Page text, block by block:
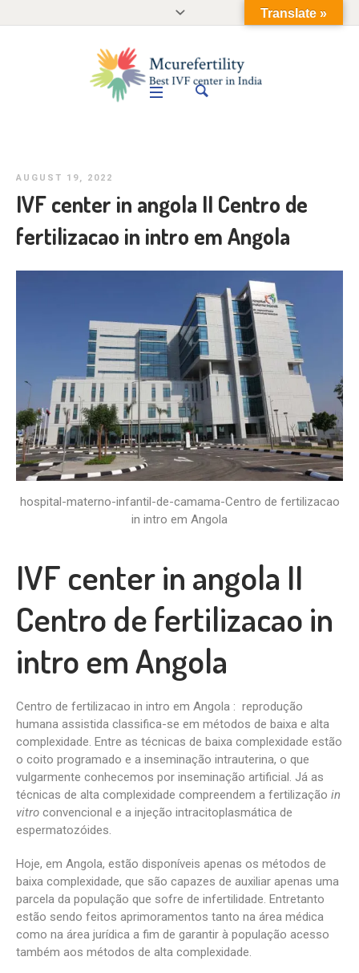
AUGUST 19, 2022
IVF center in angola II Centro de
fertilizacao in intro em Angola
hospital-materno-infantil-de-camama-Centro de fertilizacao
in intro em Angola
IVF center in angola II
Centro de fertilizacao in
intro em Angola
Centro de fertilizacao in intro em Angola : reprodução
humana assistida classifica-se em métodos de baixa e alta
complexidade. Entre as técnicas de baixa complexidade estão
o coito programado e a inseminação intrauterina, o que
vulgarmente conhecemos por inseminação artificial. Já as
técnicas de alta complexidade compreendem a fertilização in
vitro convencional e a injeção intracitoplasmática de
espermatozóides.
Hoje, em Angola, estão disponíveis apenas os métodos de
baixa complexidade, que são capazes de auxiliar apenas uma
parcela da população que sofre de infertilidade. Entretanto
estão sendo feitos aprimoramentos tanto na área médica
como na área jurídica a fim de garantir à população acesso
também aos métodos de alta complexidade.
Translate »